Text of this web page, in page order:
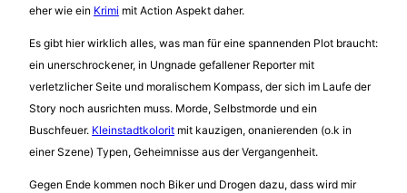
eher wie ein Krimi mit Action Aspekt daher.
Es gibt hier wirklich alles, was man für eine spannenden Plot braucht:
ein unerschrockener, in Ungnade gefallener Reporter mit
verletzlicher Seite und moralischem Kompass, der sich im Laufe der
Story noch ausrichten muss. Morde, Selbstmorde und ein
Buschfeuer. Kleinstadtkolorit mit kauzigen, onanierenden (o.k in
einer Szene) Typen, Geheimnisse aus der Vergangenheit.
Gegen Ende kommen noch Biker und Drogen dazu, dass wird mir